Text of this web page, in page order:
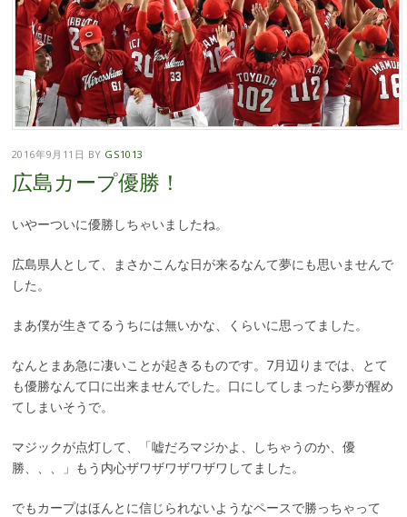
2016年9月11日 BY GS1013
広島カープ優勝！
いやーついに優勝しちゃいましたね。
広島県人として、まさかこんな日が来るなんて夢にも思いませんで
した。
まあ僕が生きてるうちには無いかな、くらいに思ってました。
なんとまあ急に凄いことが起きるものです。7月辺りまでは、とて
も優勝なんて口に出来ませんでした。口にしてしまったら夢が醒め
てしまいそうで。
マジックが点灯して、「嘘だろマジかよ、しちゃうのか、優
勝、、、」もう内心ザワザワザワザワしてました。
でもカープはほんとに信じられないようなペースで勝っちゃって